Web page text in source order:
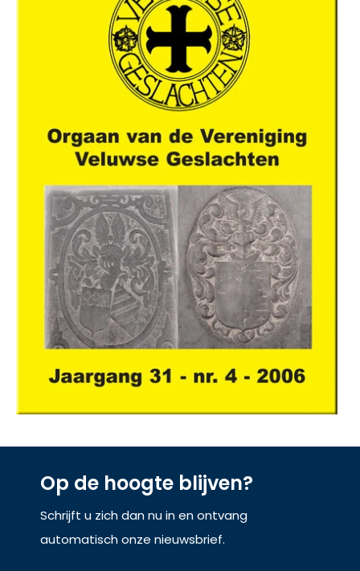
Op de hoogte blijven?
Schrijft u zich dan nu in en ontvang
automatisch onze nieuwsbrief.